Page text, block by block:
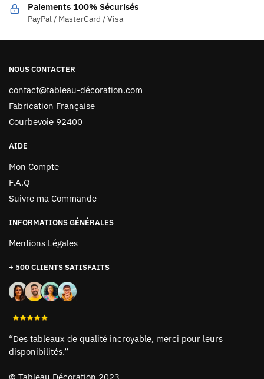
Paiements 100% Sécurisés
PayPal / MasterCard / Visa
NOUS CONTACTER
contact@tableau-décoration.com
Fabrication Française
Courbevoie 92400
AIDE
Mon Compte
F.A.Q
Suivre ma Commande
INFORMATIONS GÉNÉRALES
Mentions Légales
+ 500 CLIENTS SATISFAITS
“Des tableaux de qualité incroyable, merci pour leurs
disponibilités.”